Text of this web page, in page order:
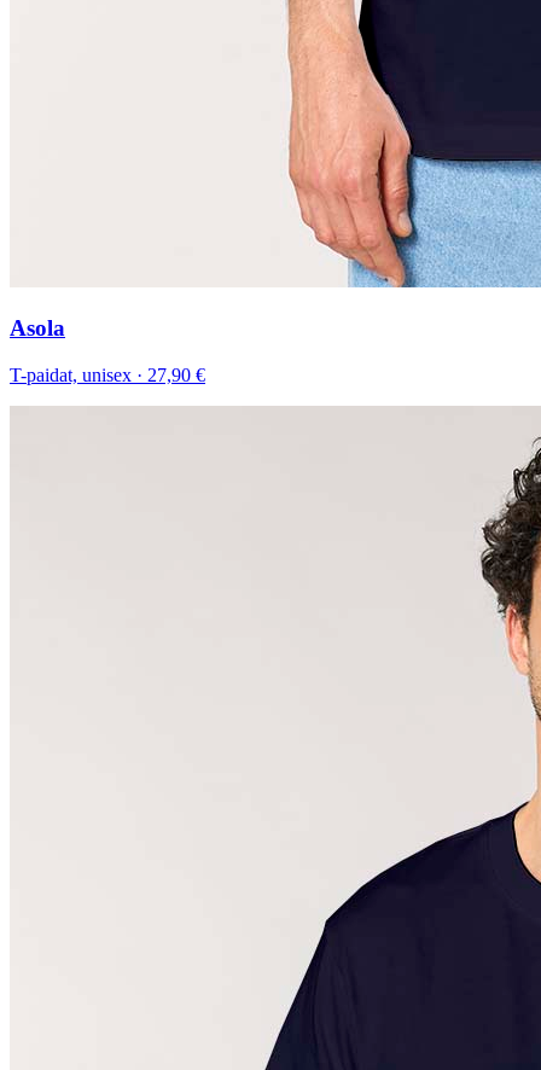
Asola
T-paidat, unisex · 27,90 €